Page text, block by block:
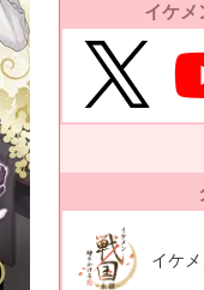
イケメ
イケ